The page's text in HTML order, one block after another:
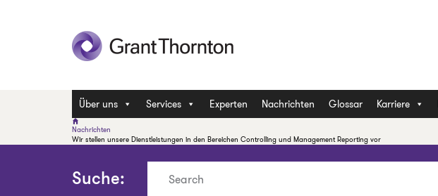
Über uns Services Experten Nachrichten Glossar Karriere
Nachrichten
Wir stellen unsere Dienstleistungen in den Bereichen Controlling und Management Reporting vor
Suche: